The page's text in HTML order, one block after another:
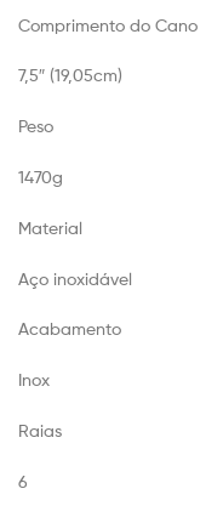
Comprimento do Cano
7,5″ (19,05cm)
Peso
1470g
Material
Aço inoxidável
Acabamento
Inox
Raias
6